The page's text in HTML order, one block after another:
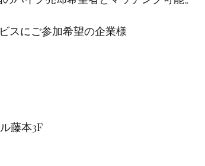
スにご参加希望の企業様
藤本3F